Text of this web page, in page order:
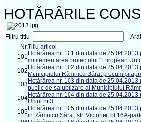
HOTĂRÂRILE
Filtru titlu
Nr.Titlu articol
101 Hotărârea nr. 101 din data de
implementarea proiectului "European
102 Hotărârea nr. 102 din data de
Municipiului Râmnicu Sărat precum şi
103Hotărârea nr. 103 din data de
public de salubrizare al Municipiului
104Hotărârea nr. 104 din data de
Unirii nr.3
105Hotărârea nr. 105 din data de
in Râmnicu Sărat, str. Victoriei, bl.16A-